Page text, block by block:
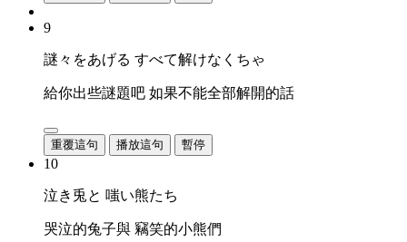
9
謎々をあげる すべて解けなくちゃ
給你出些謎題吧 如果不能全部解開的話
重覆這句 播放這句 暫停
10
泣き兎と 嗤い熊たち
哭泣的兔子與 竊笑的小熊們